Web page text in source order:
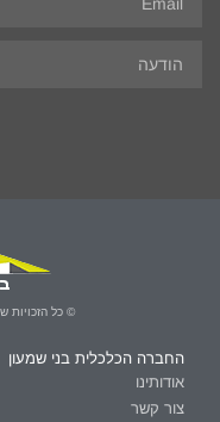
© כל הזכויות
החברה הכלכלית בני שמעון
אודותינו
צור קשר